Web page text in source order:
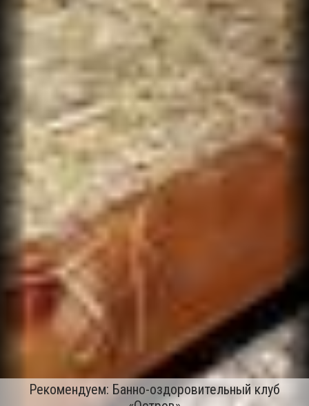
Рекомендуем: Банно-оздоровительный клуб